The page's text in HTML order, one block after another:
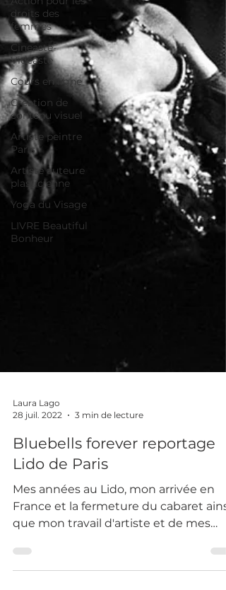
droits des
femmes
Cineaste-
Vidéaste
Cours en ligne
Création de
contenu visuel
Artiste peintre
Paris
Artiste auteure
plasticienne
Yoga du Visage
LIVRE Beautiful
Bonheur
Laura Lago
28 juil. 2022
3 min de lecture
Lido de Paris
Mes années au Lido, mon arrivée en
que mon travail d'artiste et de mes
processus de création dans le